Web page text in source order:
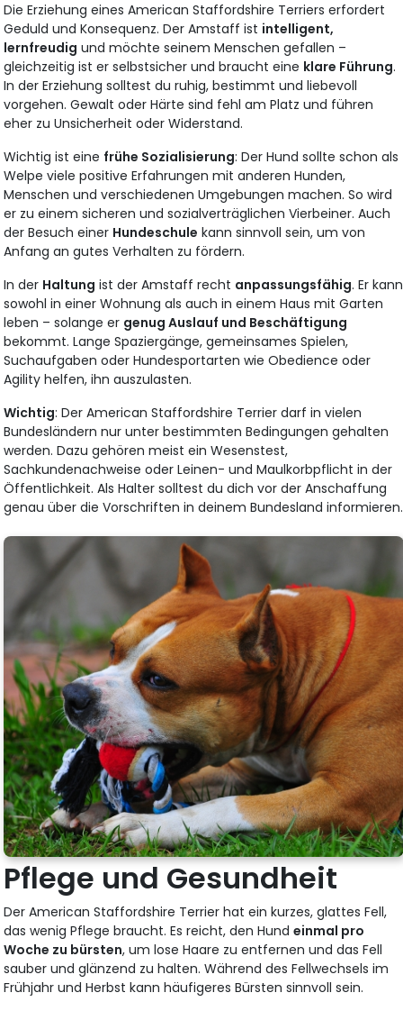
Die Erziehung eines American Staffordshire Terriers erfordert
Geduld und Konsequenz. Der Amstaff ist intelligent,
lernfreudig und möchte seinem Menschen gefallen –
gleichzeitig ist er selbstsicher und braucht eine klare Führung.
In der Erziehung solltest du ruhig, bestimmt und liebevoll
vorgehen. Gewalt oder Härte sind fehl am Platz und führen
eher zu Unsicherheit oder Widerstand.
Wichtig ist eine frühe Sozialisierung: Der Hund sollte schon als
Welpe viele positive Erfahrungen mit anderen Hunden,
Menschen und verschiedenen Umgebungen machen. So wird
er zu einem sicheren und sozialverträglichen Vierbeiner. Auch
der Besuch einer Hundeschule kann sinnvoll sein, um von
Anfang an gutes Verhalten zu fördern.
In der Haltung ist der Amstaff recht anpassungsfähig. Er kann
sowohl in einer Wohnung als auch in einem Haus mit Garten
leben – solange er genug Auslauf und Beschäftigung
bekommt. Lange Spaziergänge, gemeinsames Spielen,
Suchaufgaben oder Hundesportarten wie Obedience oder
Agility helfen, ihn auszulasten.
Wichtig: Der American Staffordshire Terrier darf in vielen
Bundesländern nur unter bestimmten Bedingungen gehalten
werden. Dazu gehören meist ein Wesenstest,
Sachkundenachweise oder Leinen- und Maulkorbpflicht in der
Öffentlichkeit. Als Halter solltest du dich vor der Anschaffung
genau über die Vorschriften in deinem Bundesland informieren.
Pflege und Gesundheit
Der American Staffordshire Terrier hat ein kurzes, glattes Fell,
das wenig Pflege braucht. Es reicht, den Hundeinmal pro
Woche zu bürsten, um lose Haare zu entfernen und das Fell
sauber und glänzend zu halten. Während des Fellwechsels im
Frühjahr und Herbst kann häufigeres Bürsten sinnvoll sein.